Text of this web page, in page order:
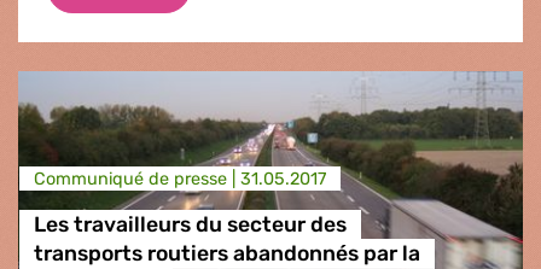
Communiqué de presse | 31.05.2017
Les travailleurs du secteur des
transports routiers abandonnés par la